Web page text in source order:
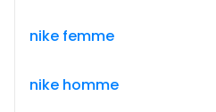
nike femme
nike homme